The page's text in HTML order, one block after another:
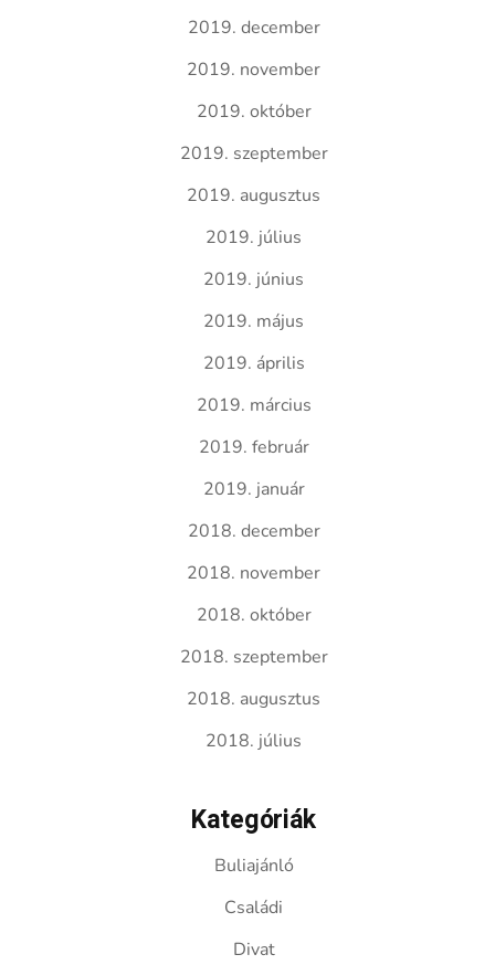
2019. december
2019. november
2019. október
2019. szeptember
2019. augusztus
2019. július
2019. június
2019. május
2019. április
2019. március
2019. február
2019. január
2018. december
2018. november
2018. október
2018. szeptember
2018. augusztus
2018. július
Kategóriák
Buliajánló
Családi
Divat